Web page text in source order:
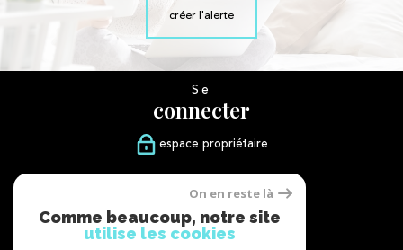
créer l'alerte
Se
connecter
espace propriétaire
suivre
On en reste là
Comme beaucoup, notre site
utilise les cookies